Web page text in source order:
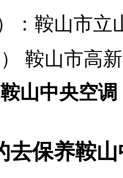
：鞍山市立
） 鞍山市高
山中央空
去保养鞍